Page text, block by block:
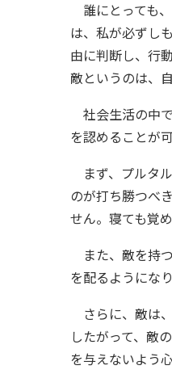
誰にとっても
は、私が必ずし
由に判断し、行
敵というのは、
社会生活の中
を認めることが可
まず、プルタ
のが打ち勝つべ
せん。寝ても覚
また、敵を持
を配るようにな
さらに、敵は
したがって、敵
を与えないよう